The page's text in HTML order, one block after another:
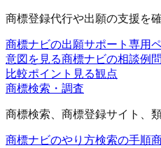
商標登録代行や出願の支援を
商標ナビの出願サポート 専用
意図を見る商標ナビの相談例
比較ポイント 見る観点
商標検索・調査
商標検索、商標登録サイト、
商標ナビのやり方検索の手順